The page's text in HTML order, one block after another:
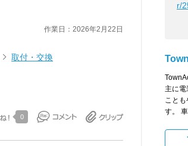
作業日：2026年2月22日
取付・交換
0
r/
主に
こと
す。